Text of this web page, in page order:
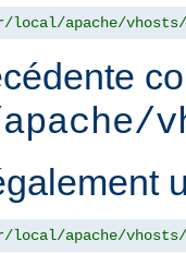
local/apache/vhosts/
local/apache/vhosts/